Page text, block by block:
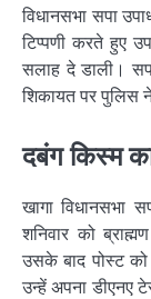
विधानसभा सपा
टिप्पणी करते हुए
सलाह दे डाली।
शिकायत पर पुलिस
दबंग​ किस्म
खागा विधानसभा
शनिवार को
उसके बाद पोस्ट
उन्हें अपना डीएनए